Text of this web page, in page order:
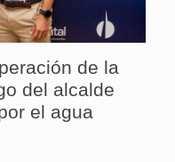
de la
del alcalde
el agua